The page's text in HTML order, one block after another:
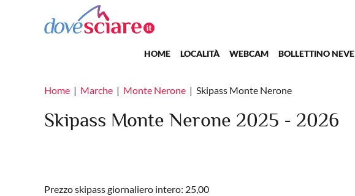
Salta al contenuto principale
Main navigation
HOME LOCALITÀ WEBCAM BOLLETTINO NEVE
Home Marche Monte Nerone Skipass Monte Nerone
Skipass Monte Nerone 2025 - 2026
Prezzo skipass giornaliero intero: 25,00